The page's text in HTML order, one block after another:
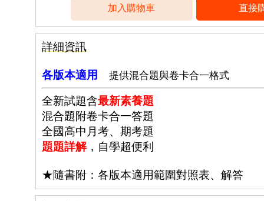
詳細資訊
各版本適用 提供混合題與卷卡合一格式
全新試題含最新素養題
混合題附卷卡合一答題
全國高中月考、期考題
題題詳解，自學超便利
★隨書附：各版本適用範圍對照表、解答